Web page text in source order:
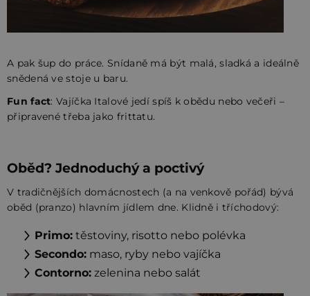
A pak šup do práce. Snídaně má být malá, sladká a ideálně
snědená ve stoje u baru.
Fun fact: Vajíčka Italové jedí spíš k obědu nebo večeři –
připravené třeba jako frittatu.
Oběd? Jednoduchý a poctivý
V tradičnějších domácnostech (a na venkově pořád) bývá
oběd (pranzo) hlavním jídlem dne. Klidně i tříchodový:
Primo: těstoviny, risotto nebo polévka
Secondo: maso, ryby nebo vajíčka
Contorno: zelenina nebo salát